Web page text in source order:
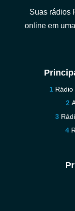
Suas rádios
online em